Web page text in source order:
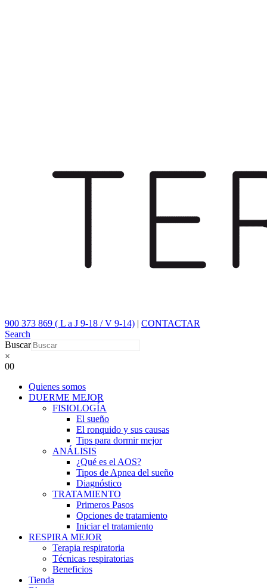
900 373 869 ( L a J 9-18 / V 9-14) | CONTACTAR
Search
Buscar
×
00
Quienes somos
DUERME MEJOR
FISIOLOGÍA
El sueño
El ronquido y sus causas
Tips para dormir mejor
ANÁLISIS
¿Qué es el AOS?
Tipos de Apnea del sueño
Diagnóstico
TRATAMIENTO
Primeros Pasos
Opciones de tratamiento
Iniciar el tratamiento
RESPIRA MEJOR
Terapia respiratoria
Técnicas respiratorias
Beneficios
Tienda